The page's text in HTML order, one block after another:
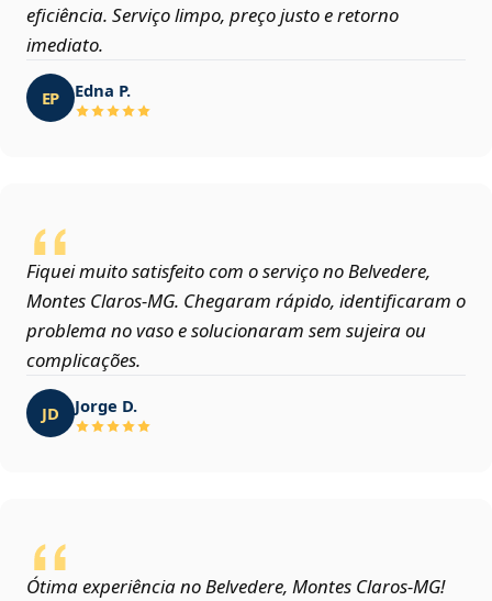
eficiência. Serviço limpo, preço justo e retorno
imediato.
EP Edna P.
Fiquei muito satisfeito com o serviço no Belvedere,
Montes Claros‑MG. Chegaram rápido, identificaram o
problema no vaso e solucionaram sem sujeira ou
complicações.
JD Jorge D.
Ótima experiência no Belvedere, Montes Claros‑MG!